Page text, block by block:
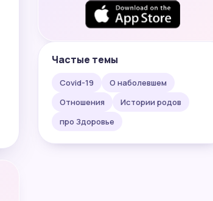
Частые темы
Covid-19
О наболевшем
Отношения
Истории родов
про Здоровье